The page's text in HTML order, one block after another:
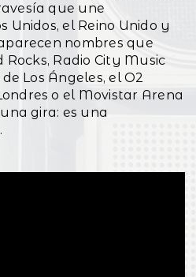
que une
Unidos, el Reino Unido y
nombres que
Rocks, Radio City Music
Los Ángeles, el O2
o el Movistar Arena
gira: es una